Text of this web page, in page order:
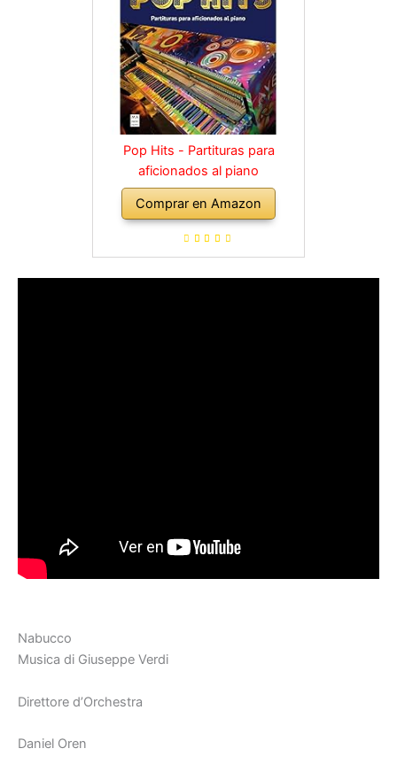
Pop Hits - Partituras para
aficionados al piano
Comprar en Amazon
Nabucco
Musica di Giuseppe Verdi
Direttore d’Orchestra
Daniel Oren